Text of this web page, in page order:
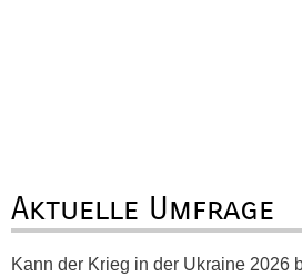
Aktuelle Umfrage
Kann der Krieg in der Ukraine 2026